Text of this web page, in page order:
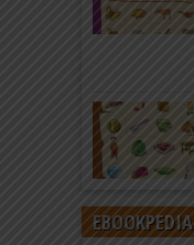
EBOOKPEDIA